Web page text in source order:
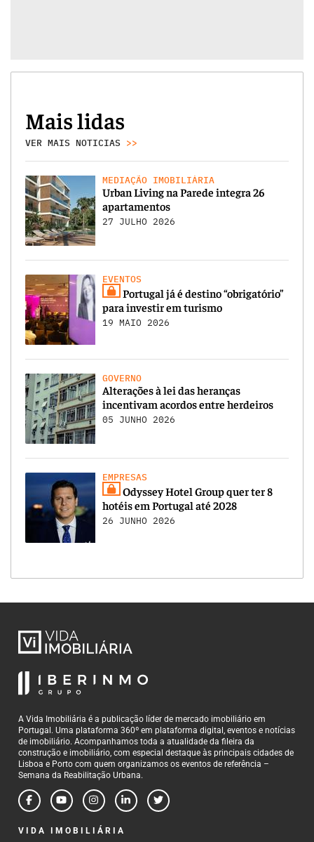
Mais lidas
VER MAIS NOTICIAS >>
MEDIAÇÃO IMOBILIÁRIA
Urban Living na Parede integra 26
apartamentos
27 JULHO 2026
EVENTOS
Portugal já é destino “obrigatório”
para investir em turismo
19 MAIO 2026
GOVERNO
Alterações à lei das heranças
incentivam acordos entre herdeiros
05 JUNHO 2026
EMPRESAS
Odyssey Hotel Group quer ter 8
hotéis em Portugal até 2028
26 JUNHO 2026
A Vida Imobiliária é a publicação líder de mercado imobiliário em
Portugal. Uma plataforma 360º em plataforma digital, eventos e notícias
de imobiliário. Acompanhamos toda a atualidade da fileira da
construção e imobiliário, com especial destaque às principais cidades de
Lisboa e Porto com quem organizamos os eventos de referência –
Semana da Reabilitação Urbana.
VIDA IMOBILIÁRIA